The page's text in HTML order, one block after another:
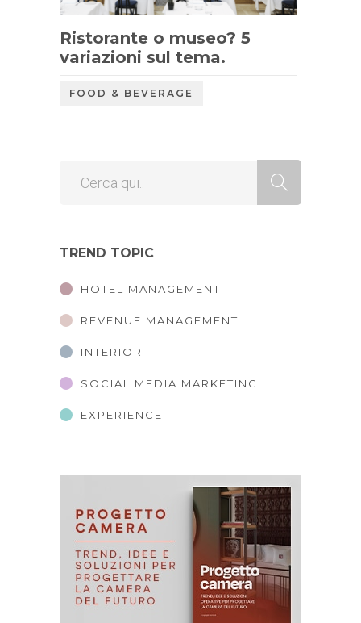
Ristorante o museo? 5
variazioni sul tema.
FOOD & BEVERAGE
TREND TOPIC
HOTEL MANAGEMENT
REVENUE MANAGEMENT
INTERIOR
SOCIAL MEDIA MARKETING
EXPERIENCE